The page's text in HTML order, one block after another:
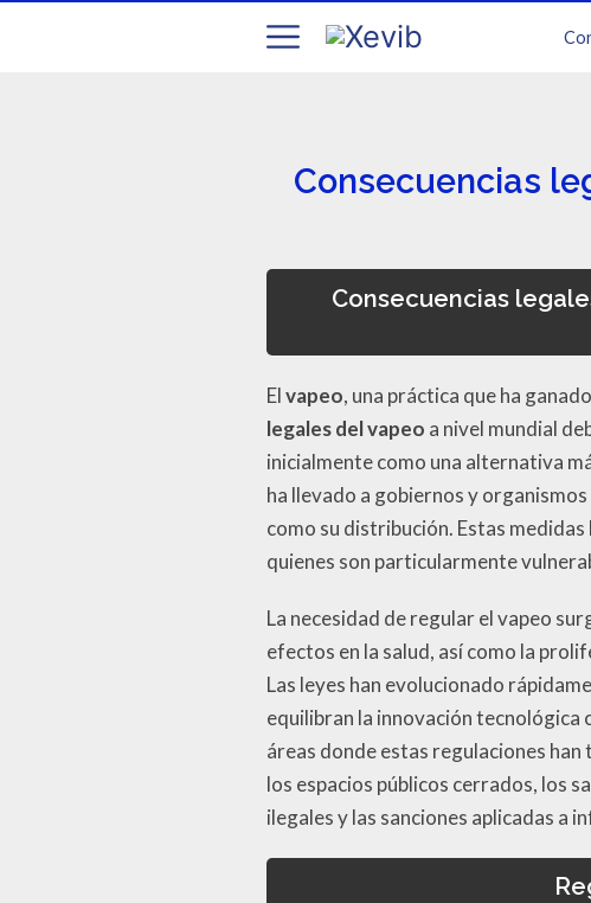
Consecuencias
Consecuencias
Elvapeo, una práctica que ha
legales del vapeo a nivel mundial
inicialmente como una alternativa
ha llevado a gobiernos y
como su distribución. Estas
quienes son particularmente
La necesidad de regular el vapeo
efectos en la salud, así como la
Las leyes han evolucionado
equilibran la innovación tecnológica
áreas donde estas regulaciones
los espacios públicos cerrados, los
ilegales y las sanciones aplicadas a